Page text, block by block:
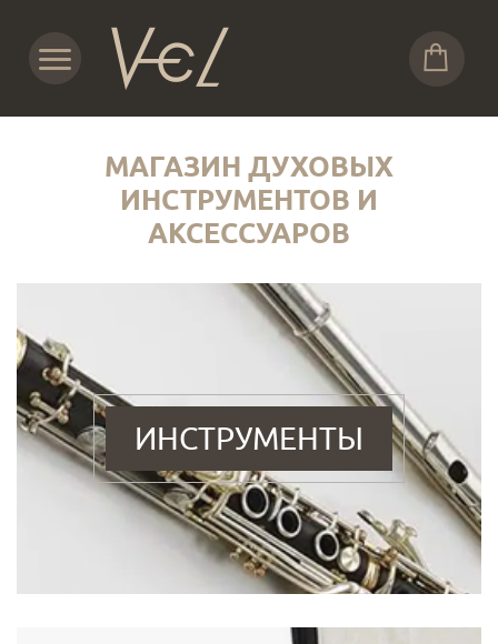
МАГАЗИН ДУХОВЫХ
ИНСТРУМЕНТОВ И
АКСЕССУАРОВ
ИНСТРУМЕНТЫ